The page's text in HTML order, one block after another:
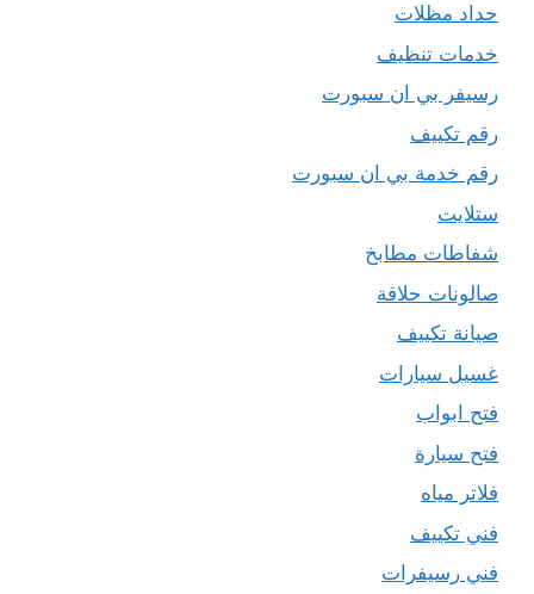
حداد مظلات
خدمات تنظيف
رسيفر بي ان سبورت
رقم تكييف
رقم خدمة بي ان سبورت
ستلايت
شفاطات مطابخ
صالونات حلاقة
صيانة تكييف
غسيل سيارات
فتح ابواب
فتح سيارة
فلاتر مياه
فني تكييف
فني رسيفرات